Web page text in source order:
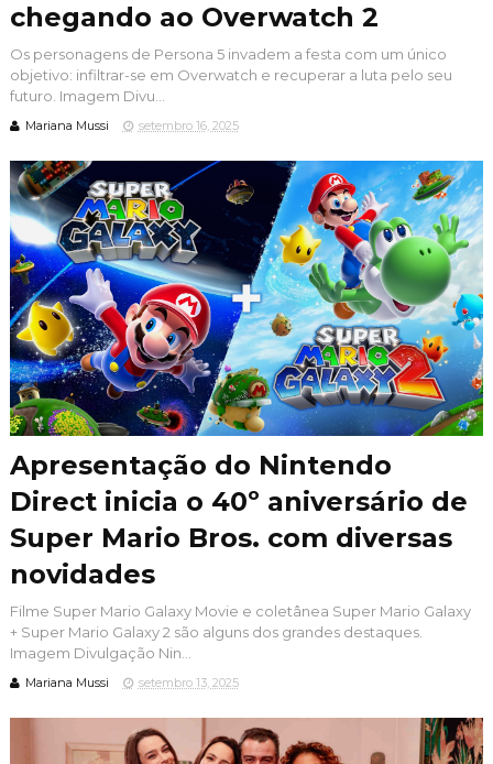
chegando ao Overwatch 2
Os personagens de Persona 5 invadem a festa com um único
objetivo: infiltrar-se em Overwatch e recuperar a luta pelo seu
futuro. Imagem Divu...
Mariana Mussi setembro 16, 2025
Apresentação do Nintendo
Direct inicia o 40º aniversário de
Super Mario Bros. com diversas
novidades
Filme Super Mario Galaxy Movie e coletânea Super Mario Galaxy
+ Super Mario Galaxy 2 são alguns dos grandes destaques.
Imagem Divulgação Nin...
Mariana Mussi setembro 13, 2025